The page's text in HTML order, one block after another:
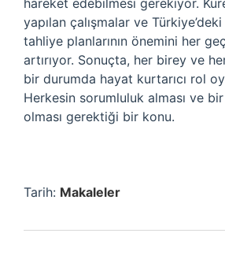
hareket edebilmesi gerekiyor.
yapılan çalışmalar ve
tahliye planlarının önemini her
artırıyor. Sonuçta, her birey ve
bir durumda hayat kurtarıcı rol
Herkesin sorumluluk alması ve
olması gerektiği bir konu.
Tarih: Makaleler